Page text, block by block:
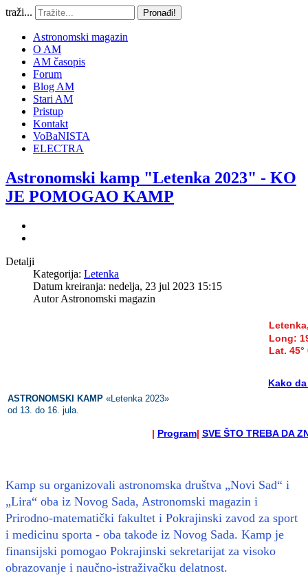
traži... Pronađi!
Astronomski magazin
O AM
AM časopis
Forum
Blog AM
Stari AM
Pristup
Kontakt
VoBaNISTA
ELECTRA
Astronomski kamp "Letenka 2023" - KO
JE POMOGAO KAMP
Detalji
Kategorija: Letenka
Datum kreiranja: nedelja, 23 jul 2023 15:15
AutorAstronomski magazin
ASTRONOMSKI KAMP «Letenka 2023»
od 13. do 16. jula.
Long:
Lat. 45°
Kako
| Program| SVE ŠTO TREBA DA
Kamp su organizovali astronomska društva „Novi Sad“ i
„Lira“ oba iz Novog Sada, Astronomski magazin i
Prirodno-matematički fakultet i Pokrajinski zavod za sport
i medicinu sporta - oba takođe iz Novog Sada. Kamp je
finansijski pomogao Pokrajinski sekretarijat za visoko
obrazovanje i naučno-istraživačku delatnost.